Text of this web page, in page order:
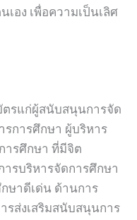
อง เพื่อความเป็นเลิศ
ตรแก่ผู้สนับสนุนการจัด
รการศึกษา ผู้บริหาร
ารศึกษา ที่มีจิต
รบริหารจัดการศึกษา
ษาดีเด่น ด้านการ
รส่งเสริมสนับสนุนการ